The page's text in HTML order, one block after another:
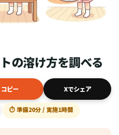
の溶け方を調べる
コピー Xでシェア
⏱ 準備20分 / 実施1時間